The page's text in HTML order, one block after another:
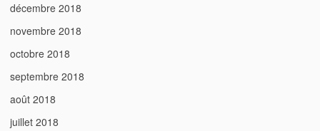
décembre 2018
novembre 2018
octobre 2018
septembre 2018
août 2018
juillet 2018